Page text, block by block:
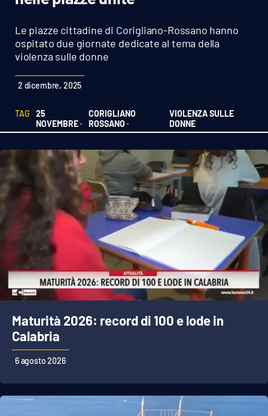
Sport
Meteo
Editoriali
VIDEO
Ambiente
Cronaca
Cultura
Economia e Lavoro
Politica
Sanità
Le piazze cittadine di Corigliano-Rossano hanno
ospitato due giornate dedicate al tema della
violenza sulle donne
2 dicembre, 2025
TAG
25
NOVEMBRE ·
CORIGLIANO
ROSSANO ·
VIOLENZA SULLE
DONNE
Maturità 2026: record di 100 e lode in
Calabria
6 agosto 2026